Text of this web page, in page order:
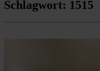
Schlagwort: 1515